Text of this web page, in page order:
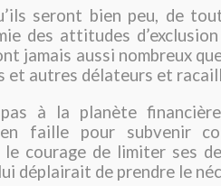
seront bien peu, de
des attitudes
jamais aussi nombreux
et autres délateurs et
pas à la planète
faille pour subvenir
courage de limiter ses
déplairait de prendre le